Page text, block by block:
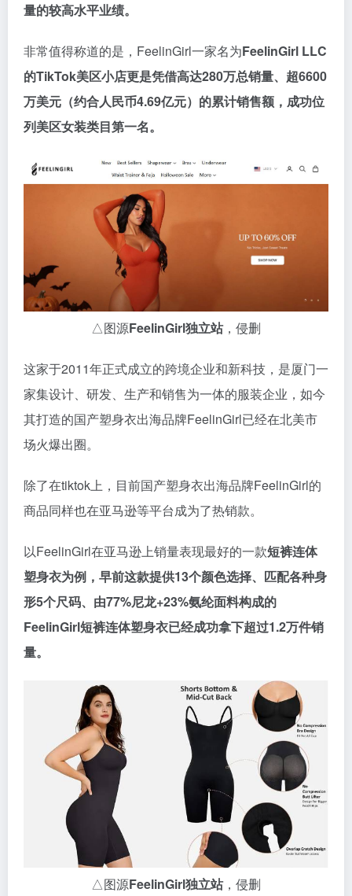
量的较高水平业绩。
非常值得称道的是，FeelinGirl一家名为FeelinGirl LLC
的TikTok美区小店更是凭借高达280万总销量、超6600
万美元（约合人民币4.69亿元）的累计销售额，成功位
列美区女装类目第一名。
△图源FeelinGirl独立站，侵删
这家于2011年正式成立的跨境企业和新科技，是厦门一
家集设计、研发、生产和销售为一体的服装企业，如今
其打造的国产塑身衣出海品牌FeelinGirl已经在北美市
场火爆出圈。
除了在tiktok上，目前国产塑身衣出海品牌FeelinGirl的
商品同样也在亚马逊等平台成为了热销款。
以FeelinGirl在亚马逊上销量表现最好的一款短裤连体
塑身衣为例，早前这款提供13个颜色选择、匹配各种身
形5个尺码、由77%尼龙+23%氨纶面料构成的
FeelinGirl短裤连体塑身衣已经成功拿下超过1.2万件销
量。
△图源FeelinGirl独立站，侵删